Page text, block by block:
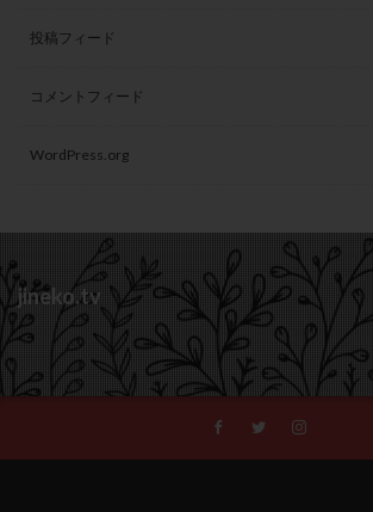
投稿フィード
コメントフィード
WordPress.org
jineko.tv